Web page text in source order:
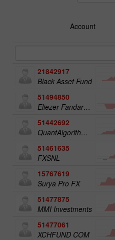
Account
21842917
Black Asset Fund
51494850
Eliezer Fandaruff Hartmann
51442692
QuantAlgorithms Gold Plus
51461635
FXSNL
15767619
Surya Pro FX
51477875
MMI Investments
51477061
XCHFUND COM